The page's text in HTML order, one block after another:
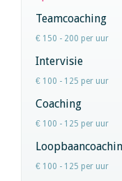
Teamcoaching
€ 150 - 200 per uur
Intervisie
€ 100 - 125 per uur
Coaching
€ 100 - 125 per uur
€ 100 - 125 per uur